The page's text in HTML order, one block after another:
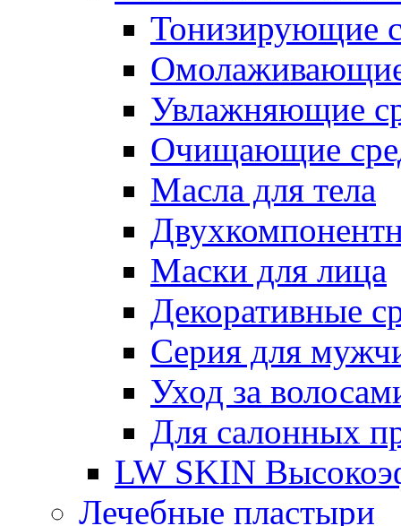
Тонизирующие
Омолаживающие
Увлажняющие
Очищающие
Масла для тела
Маски для лица
Декоративные
Серия для
Уход за
Для салонных
LW SKIN
Лечебные пластыри